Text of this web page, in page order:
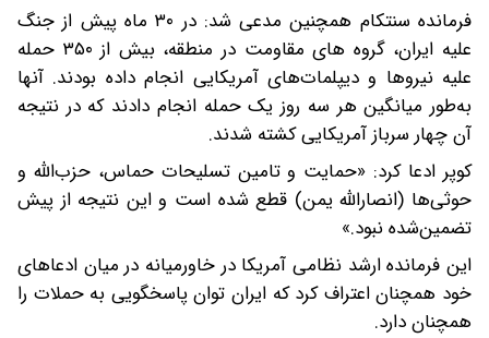
فرمانده سنتکام همچنین مدعی شد: در ۳۰ ماه پیش از جنگ
علیه ایران، گروه های مقاومت در منطقه، بیش از ۳۵۰ حمله
علیه نیروها و دیپلمات‌های آمریکایی انجام داده بودند. آنها
به‌طور میانگین هر سه روز یک حمله انجام دادند که در نتیجه
آن چهار سرباز آمریکایی کشته شدند.
کوپر ادعا کرد: «حمایت و تامین تسلیحات حماس، حزب‌الله و
حوثی‌ها (انصارالله یمن) قطع شده‌ است و این نتیجه از پیش
تضمین‌شده نبود.»
این فرمانده ارشد نظامی آمریکا در خاورمیانه در میان ادعاهای
خود همچنان اعتراف کرد که ایران توان پاسخگویی به حملات را
همچنان دارد.